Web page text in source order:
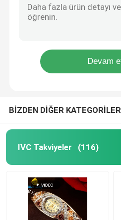
C vitamini takviyesi
Bitkisel besin takviyesi
Enerji Destek Takviyeleri
Spor beslenme takviyeleri
BİZDEN DİĞER KATEGORİLER
IVC Takviyeler (116)